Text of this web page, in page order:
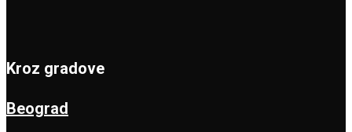
Kroz gradove
Beograd